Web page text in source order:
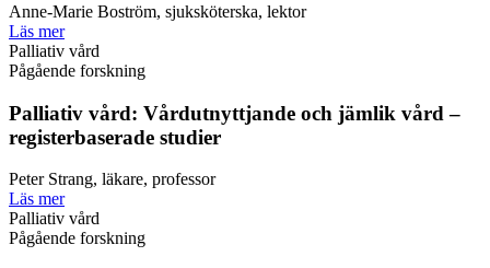
Anne-Marie Boström, sjuksköterska, lektor
Läs mer
Palliativ vård
Pågående forskning
Palliativ vård: Vårdutnyttjande och jämlik vård –
registerbaserade studier
Peter Strang, läkare, professor
Läs mer
Palliativ vård
Pågående forskning